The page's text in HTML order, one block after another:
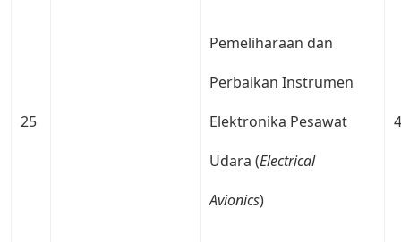
25
Pemeliharaan dan
Perbaikan Instrumen
Elektronika Pesawat
Udara (Electrical
Avionics)